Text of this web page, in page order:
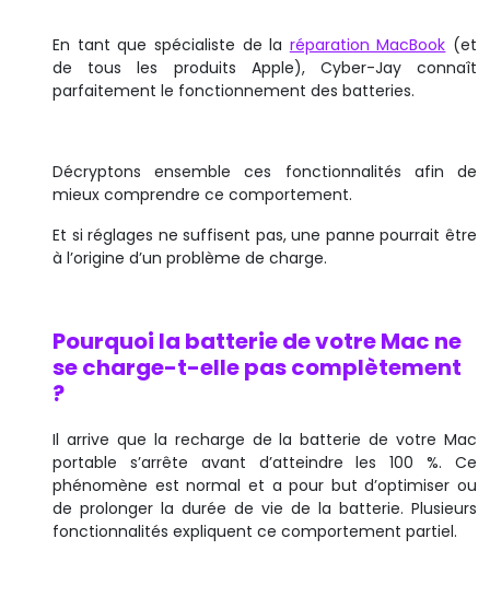
En tant que spécialiste de la réparation MacBook (et
de tous les produits Apple), Cyber-Jay connaît
parfaitement le fonctionnement des batteries.
Décryptons ensemble ces fonctionnalités afin de
mieux comprendre ce comportement.
Et si réglages ne suffisent pas, une panne pourrait être
à l’origine d’un problème de charge.
Pourquoi la batterie de votre Mac ne
se charge-t-elle pas complètement
?
Il arrive que la recharge de la batterie de votre Mac
portable s’arrête avant d’atteindre les 100 %. Ce
phénomène est normal et a pour but d’optimiser ou
de prolonger la durée de vie de la batterie. Plusieurs
fonctionnalités expliquent ce comportement partiel.